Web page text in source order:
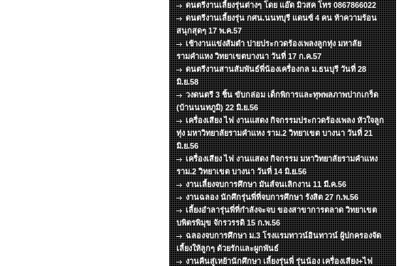
ดนตรีงานเลี้ยงรุ่นต่างๆ โดย แอ๊ด มิวสค โทร 0867866022
ดนตรีงานเลี้ยงรุ่น กศน.นนทบุรี แดนซ์ 4 คน ท้าความร้อน
สนุกสุดๆ 17 พ.ค.57
เช้างานแข่งส้มตำ บ่ายประกวดร้องเพลงลูกทุ่ง มหาลัย
รามคำแหง วิทยาเขตบางนา วันที่ 17 ก.ค.57
ดนตรีงานสานสัมพันธ์พี่น้องเครื่องกล ม.ธนบุรี วันที่ 28
มิ.ย.58
วงดนตรี 3 ชิ้น ขับกล่อม เด็กพิการและทุพพลภาพปากเกร็ด
(บ้านนนทภูมิ) 22 มิ.ย.56
เครื่องเสียง ไฟ งานแสดง กิจกรรมประกวดร้องเพลง หัวใจลูก
ทุ่ง มหาวิทยาลัยรามคำแหง ราม.2 วิทยาเขต บางนา วันที่ 21
มิ.ย.56
เครื่องเสียง ไฟ งานแสดง กิจกรรม มหาวิทยาลัยรามคำแหง
ราม.2 วิทยาเขต บางนา วันที่ 14 มิ.ย.56
งานเลี้ยงจบการศึกษา มันส์จนเลิกงาน 11 มี.ค.56
งานฉลอง นักศึกรุ่นพี่ที่จบการศึกษา รังสิต 27 ก.พ.56
เลี้ยงอำลารุ่นพี่ที่กำลังจะจบ ของสาขาการตลาด วิทยาเขต
บพิตรพิมุข จักรวรรดิ 15 ก.พ.56
ฉลองจบการศึกษา ม.3 โรงแรมทาวน์อินทาวน์ ผู้ปกครองจัด
เลี้ยงให้ลูกๆ ด้วยรักและผูกพันธ์
งานคืนสู่เหย้านักศึกษา เลี้ยงรุ่นพี่ รุ่นน้อง เครื่องเสียง+ไฟ